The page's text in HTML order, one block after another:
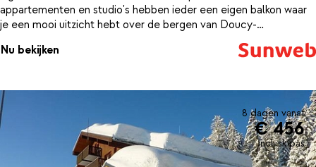
appartementen en studio's hebben ieder een eigen balkon waar
je een mooi uitzicht hebt over de bergen van Doucy-
Combelouvière. Na het skiën kom je even helemaal tot rust in je
appartement of studio. Heb je even geen zin om zelf in de
Nu bekijken
8 dagen vanaf
€ 456
incl. skipas